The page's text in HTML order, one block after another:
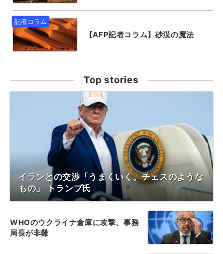
【AFP記者コラム】砂漠の魔法
Top stories
イランとの交渉「うまくいく。チェスのような
もの」 トランプ氏
WHOのウクライナ倉庫に攻撃、事務
局長が非難